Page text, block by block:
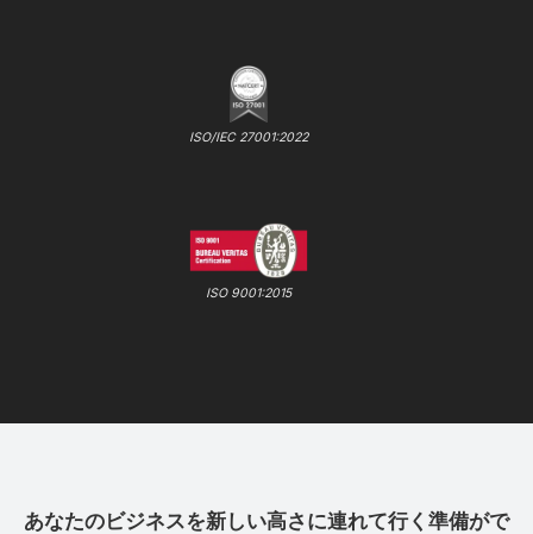
ISO/IEC 27001:2022
ISO 9001:2015
あなたのビジネスを新しい高さに連れて行く準備がで